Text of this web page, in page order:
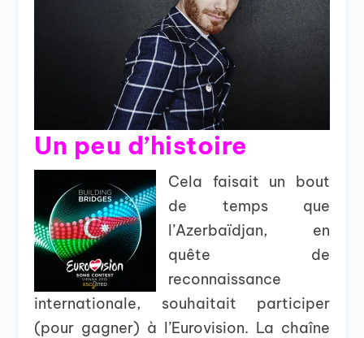
Un peu d’histoire
Cela faisait un bout
de temps que
l’Azerbaïdjan, en
quête de
reconnaissance
internationale, souhaitait participer
(pour gagner) à l’Eurovision. La chaîne